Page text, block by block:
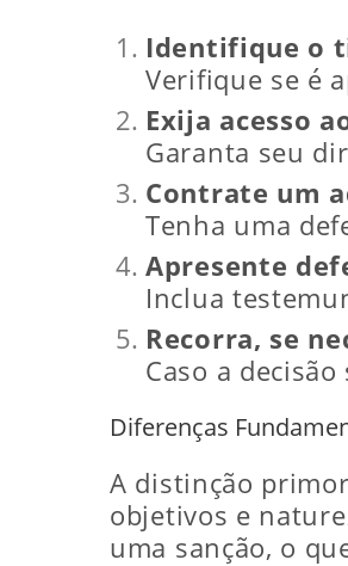
Identifique o
Verifique se é
Exija acesso
Garanta seu
Contrate um
Tenha uma
Apresente
Inclua
Recorra, se
Caso a
Diferenças
A distinção
objetivos e
uma sanção, o